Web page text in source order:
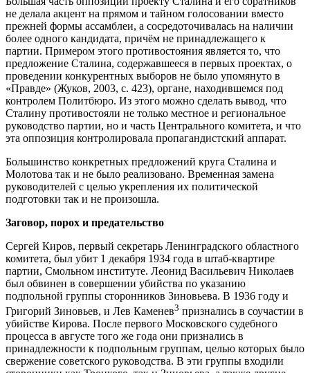
не делала акцент на прямом и тайном голосовании вместо
прежней формы ассамблеи, а сосредоточивалась на наличии
более одного кандидата, причём не принадлежащего к
партии. Примером этого противостояния является то, что
предложение Сталина, содержавшееся в первых проектах, о
проведении конкурентных выборов не было упомянуто в
«Правде» (Жуков, 2003, с. 423), органе, находившемся под
контролем Политбюро. Из этого можно сделать вывод, что
Сталину противостояли не только местное и региональное
руководство партии, но и часть Центрального комитета, и что
эта оппозиция контролировала пропагандистский аппарат.
Большинство конкретных предложений круга Сталина и
Молотова так и не было реализовано. Временная замена
руководителей с целью укрепления их политической
подготовки так и не произошла.
Заговор, порох и предательство
Сергей Киров, первый секретарь Ленинградского областного
комитета, был убит 1 декабря 1934 года в штаб-квартире
партии, Смольном институте. Леонид Васильевич Николаев
был обвинен в совершении убийства по указанию
подпольной группы сторонников Зиновьева. В 1936 году и
Григорий Зиновьев, и Лев Каменев3 признались в соучастии в
убийстве Кирова. После первого Московского судебного
процесса в августе того же года они признались в
принадлежности к подпольным группам, целью которых было
свержение советского руководства. В эти группы входили